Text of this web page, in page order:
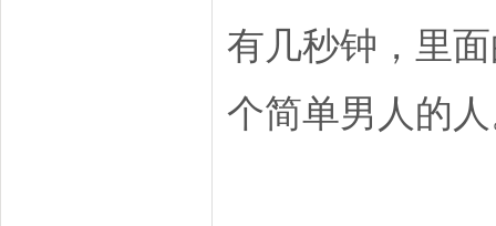
有几秒钟，里
个简单男人的